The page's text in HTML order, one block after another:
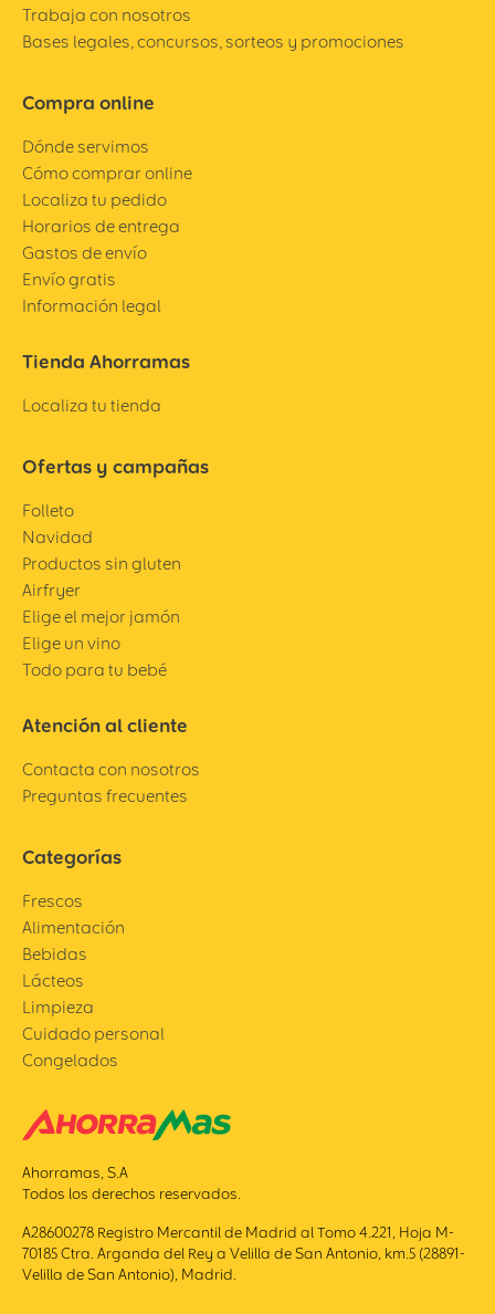
Trabaja con nosotros
Bases legales, concursos, sorteos y promociones
Compra online
Dónde servimos
Cómo comprar online
Localiza tu pedido
Horarios de entrega
Gastos de envío
Envío gratis
Información legal
Tienda Ahorramas
Localiza tu tienda
Ofertas y campañas
Folleto
Navidad
Productos sin gluten
Airfryer
Elige el mejor jamón
Elige un vino
Todo para tu bebé
Atención al cliente
Contacta con nosotros
Preguntas frecuentes
Categorías
Frescos
Alimentación
Bebidas
Lácteos
Limpieza
Cuidado personal
Congelados
Ahorramas, S.A
Todos los derechos reservados.
A28600278 Registro Mercantil de Madrid al Tomo 4.221, Hoja M-
70185 Ctra. Arganda del Rey a Velilla de San Antonio, km.5 (28891-
Velilla de San Antonio), Madrid.